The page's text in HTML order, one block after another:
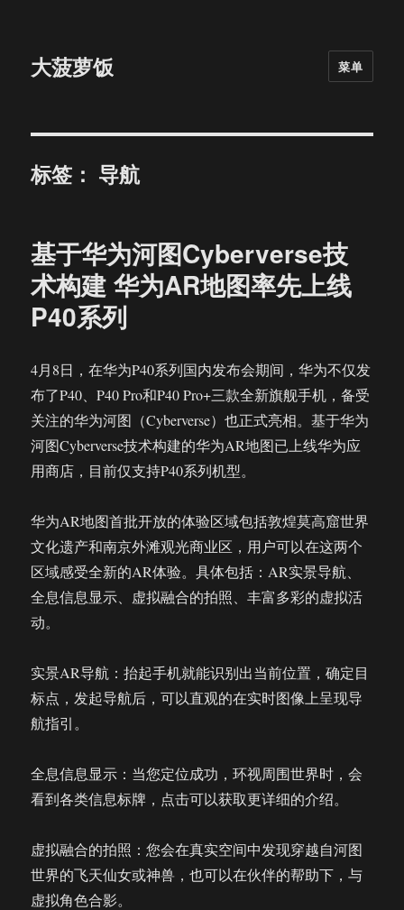
大菠萝饭 菜单
标签： 导航
基于华为河图Cyberverse技
术构建 华为AR地图率先上线
P40系列
4月8日，在华为P40系列国内发布会期间，华为不仅发
布了P40、P40 Pro和P40 Pro+三款全新旗舰手机，备受
关注的华为河图（Cyberverse）也正式亮相。基于华为
河图Cyberverse技术构建的华为AR地图已上线华为应
用商店，目前仅支持P40系列机型。
华为AR地图首批开放的体验区域包括敦煌莫高窟世界
文化遗产和南京外滩观光商业区，用户可以在这两个
区域感受全新的AR体验。具体包括：AR实景导航、
全息信息显示、虚拟融合的拍照、丰富多彩的虚拟活
动。
实景AR导航：抬起手机就能识别出当前位置，确定目
标点，发起导航后，可以直观的在实时图像上呈现导
航指引。
全息信息显示：当您定位成功，环视周围世界时，会
看到各类信息标牌，点击可以获取更详细的介绍。
虚拟融合的拍照：您会在真实空间中发现穿越自河图
世界的飞天仙女或神兽，也可以在伙伴的帮助下，与
虚拟角色合影。